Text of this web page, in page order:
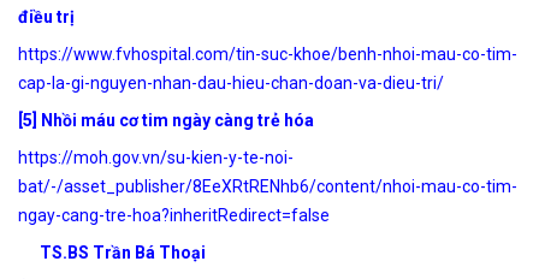
điều trị
https://www.fvhospital.com/tin-suc-khoe/benh-nhoi-mau-co-tim-
cap-la-gi-nguyen-nhan-dau-hieu-chan-doan-va-dieu-tri/
[5] Nhồi máu cơ tim ngày càng trẻ hóa
https://moh.gov.vn/su-kien-y-te-noi-
bat/-/asset_publisher/8EeXRtRENhb6/content/nhoi-mau-co-tim-
ngay-cang-tre-hoa?inheritRedirect=false
TS.BS Trần Bá Thoại